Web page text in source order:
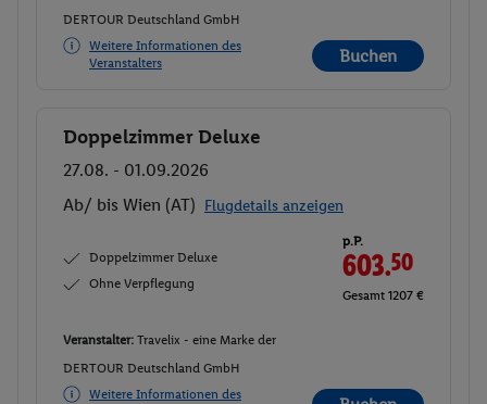
DERTOUR Deutschland GmbH
Weitere Informationen des
Veranstalters
Buchen
Buchen
Doppelzimmer Deluxe
27.08. - 01.09.2026
Ab/ bis Wien (AT) Flugdetails anzeigen
Doppelzimmer Deluxe
Ohne Verpflegung
p.P.
603.50
Gesamt 1207 €
Veranstalter: Travelix - eine Marke der
DERTOUR Deutschland GmbH
Weitere Informationen des